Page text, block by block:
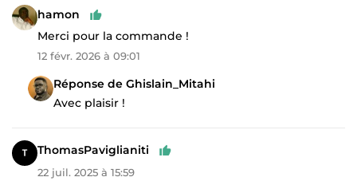
hamon
Merci pour la commande !
12 févr. 2026 à 09:01
Réponse de Ghislain_Mitahi
Avec plaisir !
ThomasPaviglianiti
22 juil. 2025 à 15:59